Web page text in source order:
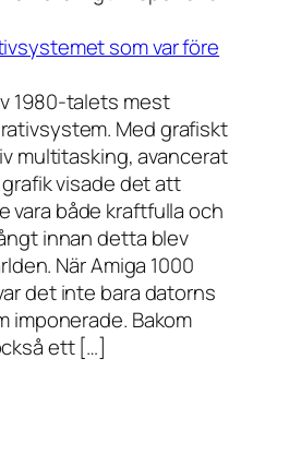
som var före
1980-talets mest
Med grafiskt
multitasking, avancerat
visade det att
vara både kraftfulla och
innan detta blev
När Amiga 1000
det inte bara datorns
imponerade. Bakom
ett […]